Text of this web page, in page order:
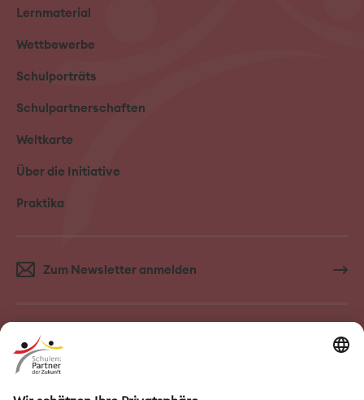
Lernmaterial
Wettbewerbe
Schulporträts
Schulpartnerschaften
Weltkarte
Über die Initiative
Praktika
Zum Newsletter anmelden